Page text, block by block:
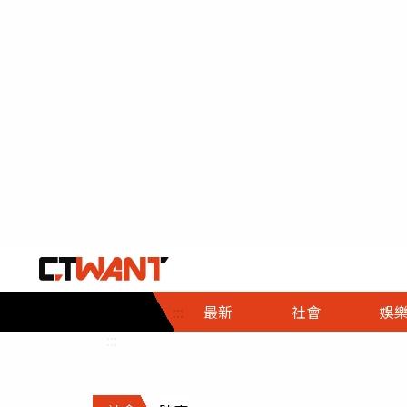
::: 最新 社會
社會首頁
時事
調查
娛樂
娛樂首頁
即時
財經首頁
熱線
政